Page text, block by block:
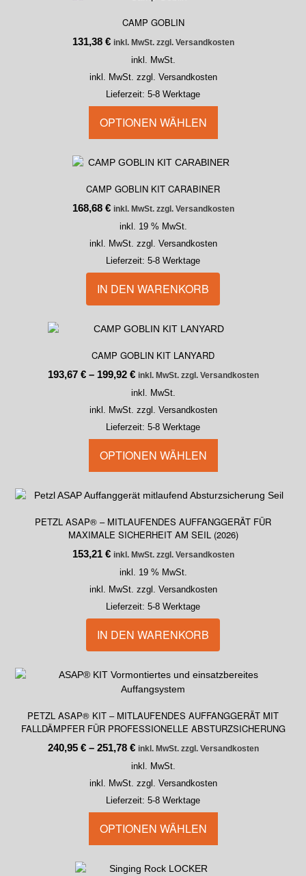
CAMP GOBLIN
131,38 € inkl. MwSt. zzgl. Versandkosten
inkl. MwSt.
inkl. MwSt. zzgl. Versandkosten
Lieferzeit: 5-8 Werktage
OPTIONEN WÄHLEN
CAMP GOBLIN KIT CARABINER
168,68 € inkl. MwSt. zzgl. Versandkosten
inkl. 19 % MwSt.
inkl. MwSt. zzgl. Versandkosten
Lieferzeit: 5-8 Werktage
IN DEN WARENKORB
CAMP GOBLIN KIT LANYARD
193,67 €– 199,92 € inkl. MwSt. zzgl. Versandkosten
inkl. MwSt.
inkl. MwSt. zzgl. Versandkosten
Lieferzeit: 5-8 Werktage
OPTIONEN WÄHLEN
PETZL ASAP® – MITLAUFENDES AUFFANGGERÄT FÜR
MAXIMALE SICHERHEIT AM SEIL (2026)
153,21 € inkl. MwSt. zzgl. Versandkosten
inkl. 19 % MwSt.
inkl. MwSt. zzgl. Versandkosten
Lieferzeit: 5-8 Werktage
IN DEN WARENKORB
PETZL ASAP® KIT – MITLAUFENDES AUFFANGGERÄT MIT
FALLDÄMPFER FÜR PROFESSIONELLE ABSTURZSICHERUNG
240,95 €– 251,78 € inkl. MwSt. zzgl. Versandkosten
inkl. MwSt.
inkl. MwSt. zzgl. Versandkosten
Lieferzeit: 5-8 Werktage
OPTIONEN WÄHLEN